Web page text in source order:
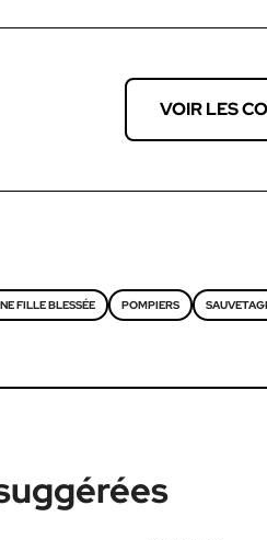
VOIR LES
FILLE BLESSÉE POMPIERS